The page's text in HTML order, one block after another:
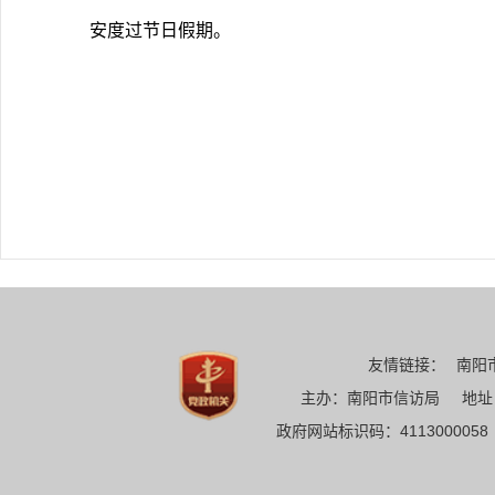
安度过节日假期。
友情链接：
南阳
主办：南阳市信访局 地址
政府网站标识码：